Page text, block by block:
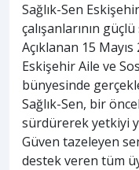
Sağlık-Sen
çalışanlarının
Açıklanan 15
Eskişehir Aile ve
bünyesinde
Sağlık-Sen, bir
sürdürerek yetkiyi
Güven tazeleyen
destek veren tüm